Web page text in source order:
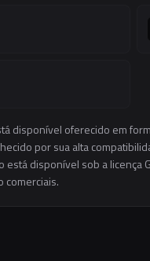
disponível oferecido em
por sua alta
está disponível sob a licença
comerciais.